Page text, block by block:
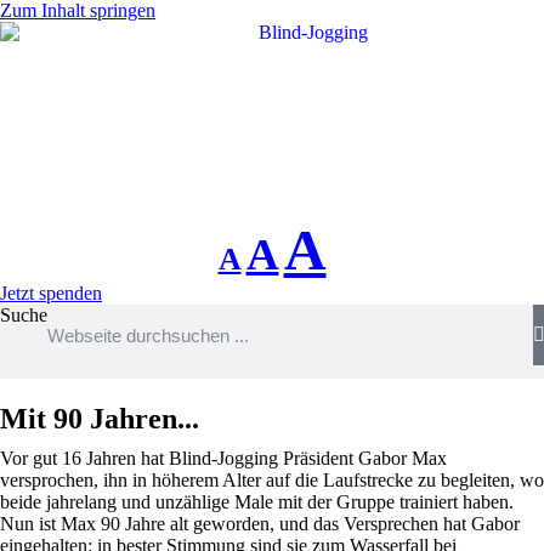
Zum Inhalt springen
A
Schriftgrösse
verringern
A
Schriftgrösse
A
Schriftgrösse
Jetzt spenden
Suche
Mit 90 Jahren...
Vor gut 16 Jahren hat Blind-Jogging Präsident Gabor Max
versprochen, ihn in höherem Alter auf die Laufstrecke zu begleiten, wo
beide jahrelang und unzählige Male mit der Gruppe trainiert haben.
Nun ist Max 90 Jahre alt geworden, und das Versprechen hat Gabor
eingehalten: in bester Stimmung sind sie zum Wasserfall bei